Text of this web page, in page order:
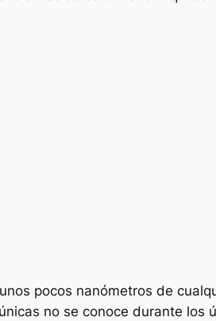
pocos nanómetros de
no se conoce durante